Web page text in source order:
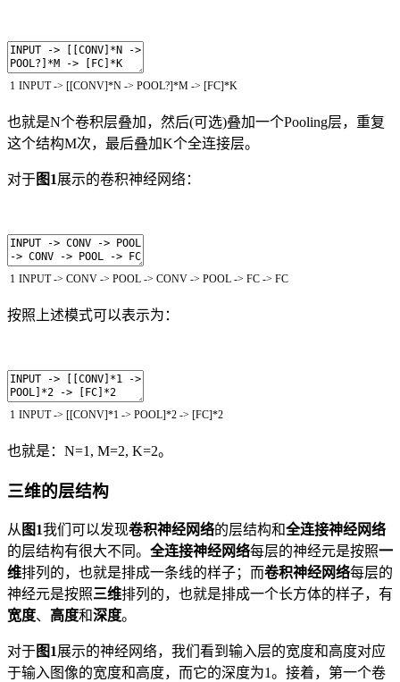
1 INPUT -> [[CONV]*N -> POOL?]*M -> [FC]*K
也就是N个卷积层叠加，然后(可选)叠加一个Pooling层，重复
这个结构M次，最后叠加K个全连接层。
对于图1展示的卷积神经网络：
1 INPUT -> CONV -> POOL -> CONV -> POOL -> FC -> FC
按照上述模式可以表示为：
1 INPUT -> [[CONV]*1 -> POOL]*2 -> [FC]*2
也就是：N=1, M=2, K=2。
三维的层结构
从 图1我们可以发现卷积神经网络的层结构和全连接神经网络
的层结构有很大不同。 全连接神经网络每层的神经元是按照一
维排列的，也就是排成一条线的样子；而卷积神经网络每层的
神经元是按照三维排列的，也就是排成一个长方体的样子，有
宽度、 高度和深度。
对于图1展示的神经网络，我们看到输入层的宽度和高度对应
于输入图像的宽度和高度，而它的深度为1。接着，第一个卷